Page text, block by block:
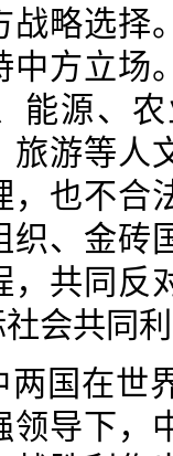
战略选择
中方立场
能源、
旅游等人
，也不合
织、金砖
，共同反
会共同
两国在世
领导下，